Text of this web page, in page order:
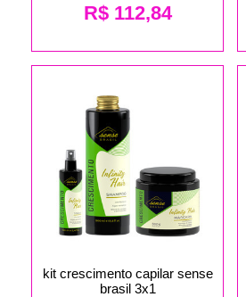
R$ 112,84
kit crescimento capilar sense
brasil 3x1